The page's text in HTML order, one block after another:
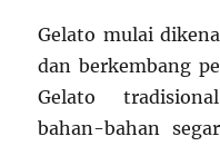
Gelato mulai
dan berkembang
Gelato
bahan-bahan